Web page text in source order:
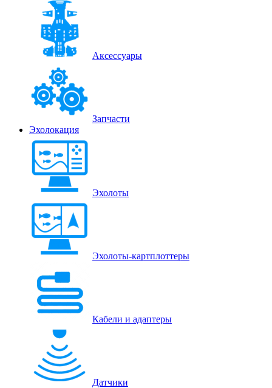
Аксессуары
Запчасти
Эхолокация
Эхолоты
Эхолоты-картплоттеры
Кабели и адаптеры
Датчики